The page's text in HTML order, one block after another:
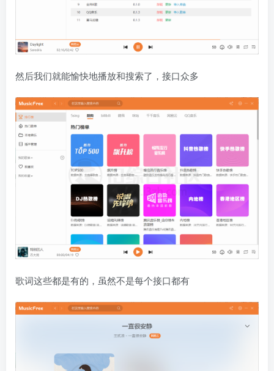
然后我们就能愉快地播放和搜索了，接口众多
歌词这些都是有的，虽然不是每个接口都有